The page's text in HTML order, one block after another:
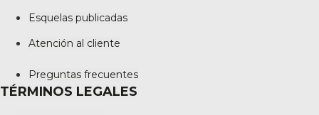
Esquelas publicadas
Atención al cliente
Preguntas frecuentes
TÉRMINOS LEGALES